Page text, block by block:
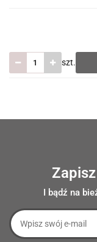
szt.
I bądź na